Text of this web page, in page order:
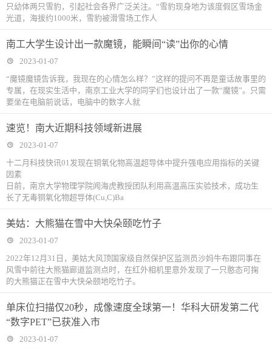
只幼体两只雪豹，引起社会各界广泛关注。“雪豹现身地为该度假区雪场金
光道，海拔约1000米，雪豹被滑雪场工作人
南工大学生设计出一款魔镜，能瞬间“读”出你的心情
2023-01-07
“魔镜魔镜告诉我，我现在的心情怎么样？”这样的提问不再是童话故事里的
专属，在现实生活中，南京工业大学的同学们也设计出了一款“魔镜”。只需
要坐在电脑前说话，电脑中的数字人就
速览！南大近期科技领域新进展
2023-01-07
十二月科技快讯01发现在铜氧化物高温超导体中提升强电应用指标的关键
因素
日前，南京大学物理学院闻海虎教授团队利用高温高压实验技术，成功生
长了无毒铜氧化物超导体(Cu,C)Ba
美姑：大熊猫在雪中大快朵颐吃竹子
2023-01-07
2022年12月31日，美姑大风顶国家级自然保护区监测员沙妈牛布跟同事在
风雪中前往大熊猫廊道监测点时，在红外相机里意外发现了一只憨态可掬
的大熊猫正在雪中大快朵颐地吃竹子。
单床位扫描仅20秒，成像速度全球第一！华科大研发第二代
“数字PET”已获准入市
2023-01-07